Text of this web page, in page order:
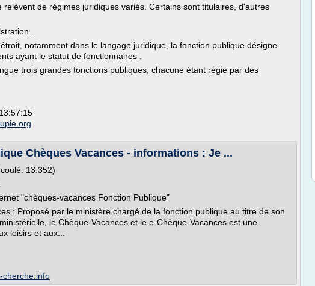
relèvent de régimes juridiques variés. Certains sont titulaires, d'autres
.
notamment dans le langage juridique, la fonction publique désigne
ayant le statut de fonctionnaires .
trois grandes fonctions publiques, chacune étant régie par des
Chèques Vacances - informations : Je ...
13.352)
"chèques-vacances Fonction Publique"
: Proposé par le ministère chargé de la fonction publique au titre de son
le Chèque-Vacances et le e-Chèque-Vacances est une
loisirs et aux...
cherche.info